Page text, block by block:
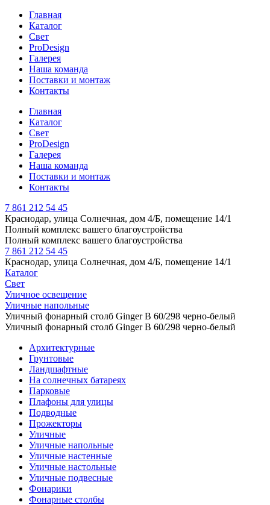
Главная
Каталог
Свет
ProDesign
Галерея
Наша команда
Поставки и монтаж
Контакты
Главная
Каталог
Свет
ProDesign
Галерея
Наша команда
Поставки и монтаж
Контакты
7 861 212 54 45
Краснодар, улица Солнечная, дом 4/Б, помещение 14/1
Полный комплекс вашего благоустройства
Полный комплекс вашего благоустройства
7 861 212 54 45
Краснодар, улица Солнечная, дом 4/Б, помещение 14/1
Каталог
Свет
Уличное освещение
Уличные напольные
Уличный фонарный столб Ginger B 60/298 черно-белый
Уличный фонарный столб Ginger B 60/298 черно-белый
Архитектурные
Грунтовые
Ландшафтные
На солнечных батареях
Парковые
Плафоны для улицы
Подводные
Прожекторы
Уличные
Уличные напольные
Уличные настенные
Уличные настольные
Уличные подвесные
Фонарики
Фонарные столбы